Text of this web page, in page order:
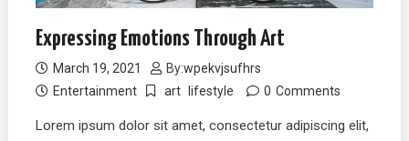
Expressing Emotions Through Art
March 19, 2021 By:wpekvjsufhrs
Entertainment
art lifestyle 0 Comments
Lorem ipsum dolor sit amet, consectetur adipiscing elit,